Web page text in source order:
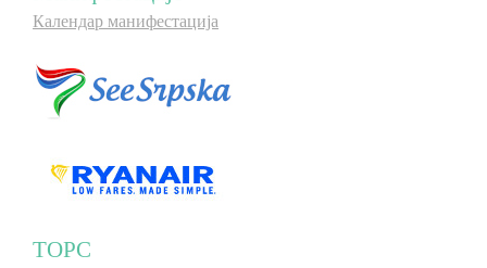
Календар манифестација
ТОРС